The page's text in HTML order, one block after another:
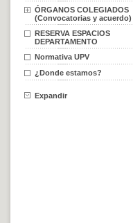
ÓRGANOS COLEGIADOS
(Convocatorias y acuerdo)
RESERVA ESPACIOS
DEPARTAMENTO
Normativa UPV
¿Donde estamos?
Expandir